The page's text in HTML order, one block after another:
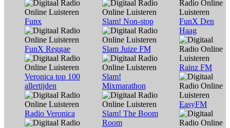
Funx
FunX Reggae
Veronica top 100
allertijden
Radio Veronica
Slam! Non-stop
Slam Juize FM
Slam!
Mixmarathon
Slam! The Boom
Room
FunX Den
Haag
Rainz FM
EasyFM